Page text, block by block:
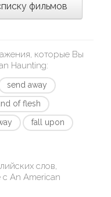
фильмов
которые Вы
Haunting:
send away
of flesh
fall upon
слов,
с An American